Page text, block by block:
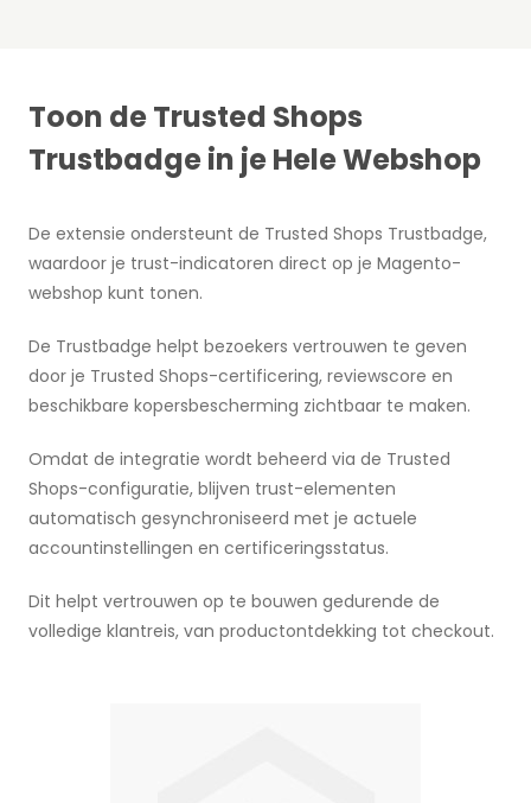
Toon de Trusted Shops
Trustbadge in je Hele Webshop
De extensie ondersteunt de Trusted Shops Trustbadge,
waardoor je trust-indicatoren direct op je Magento-
webshop kunt tonen.
De Trustbadge helpt bezoekers vertrouwen te geven
door je Trusted Shops-certificering, reviewscore en
beschikbare kopersbescherming zichtbaar te maken.
Omdat de integratie wordt beheerd via de Trusted
Shops-configuratie, blijven trust-elementen
automatisch gesynchroniseerd met je actuele
accountinstellingen en certificeringsstatus.
Dit helpt vertrouwen op te bouwen gedurende de
volledige klantreis, van productontdekking tot checkout.